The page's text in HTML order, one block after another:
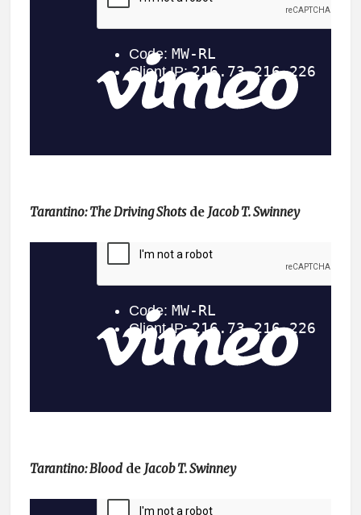
Tarantino: The Driving Shots de Jacob T. Swinney
Tarantino: Blood de Jacob T. Swinney